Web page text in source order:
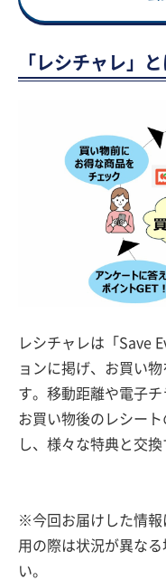
「レシチャレ」と
レシチャレは「Save
ョンに掲げ、お買い
す。移動距離や電子チ
お買い物後のレシー
し、様々な特典と交換
※今回お届けした情報
用の際は状況が異な
い。